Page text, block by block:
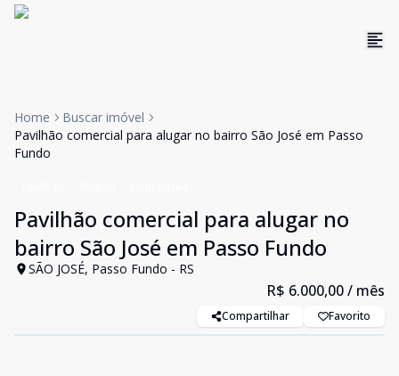
Home
Buscar imóvel
Pavilhão comercial para alugar no bairro São José em Passo
Fundo
Pavilhão comercial para alugar no
bairro São José em Passo Fundo
SÃO JOSÉ, Passo Fundo - RS
R$ 6.000,00/ mês
Compartilhar Favorito